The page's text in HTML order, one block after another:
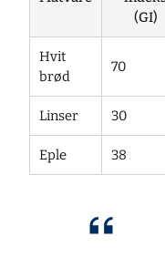
(GI)
Hvit
brød
70
Linser 30
Eple 38